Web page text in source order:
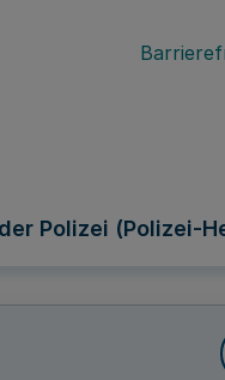
Polizei (Polizei-